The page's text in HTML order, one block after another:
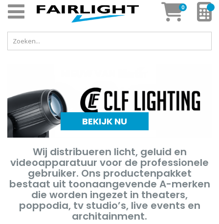
Ga
naar
de
inhoud
Cart
0artikelen
BEKIJK NU
Wij distribueren licht, geluid en
videoapparatuur voor de professionele
gebruiker. Ons productenpakket
bestaat uit toonaangevende A-merken
die worden ingezet in theaters,
poppodia, tv studio’s, live events en
architainment.